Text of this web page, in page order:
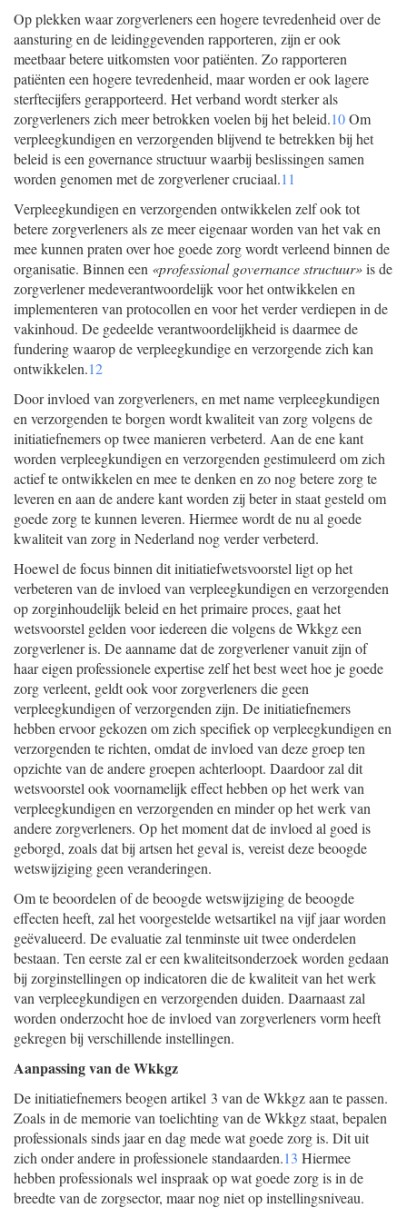
Op plekken waar zorgverleners een hogere tevredenheid over de
aansturing en de leidinggevenden rapporteren, zijn er ook
meetbaar betere uitkomsten voor patiënten. Zo rapporteren
patiënten een hogere tevredenheid, maar worden er ook lagere
sterftecijfers gerapporteerd. Het verband wordt sterker als
zorgverleners zich meer betrokken voelen bij het beleid.10Om
verpleegkundigen en verzorgenden blijvend te betrekken bij het
beleid is een governance structuur waarbij beslissingen samen
worden genomen met de zorgverlener cruciaal.11
Verpleegkundigen en verzorgenden ontwikkelen zelf ook tot
betere zorgverleners als ze meer eigenaar worden van het vak en
mee kunnen praten over hoe goede zorg wordt verleend binnen de
organisatie. Binnen een «professional governance structuur»is de
zorgverlener medeverantwoordelijk voor het ontwikkelen en
implementeren van protocollen en voor het verder verdiepen in de
vakinhoud. De gedeelde verantwoordelijkheid is daarmee de
fundering waarop de verpleegkundige en verzorgende zich kan
ontwikkelen.12
Door invloed van zorgverleners, en met name verpleegkundigen
en verzorgenden te borgen wordt kwaliteit van zorg volgens de
initiatiefnemers op twee manieren verbeterd. Aan de ene kant
worden verpleegkundigen en verzorgenden gestimuleerd om zich
actief te ontwikkelen en mee te denken en zo nog betere zorg te
leveren en aan de andere kant worden zij beter in staat gesteld om
goede zorg te kunnen leveren. Hiermee wordt de nu al goede
kwaliteit van zorg in Nederland nog verder verbeterd.
Hoewel de focus binnen dit initiatiefwetsvoorstel ligt op het
verbeteren van de invloed van verpleegkundigen en verzorgenden
op zorginhoudelijk beleid en het primaire proces, gaat het
wetsvoorstel gelden voor iedereen die volgens de Wkkgz een
zorgverlener is. De aanname dat de zorgverlener vanuit zijn of
haar eigen professionele expertise zelf het best weet hoe je goede
zorg verleent, geldt ook voor zorgverleners die geen
verpleegkundigen of verzorgenden zijn. De initiatiefnemers
hebben ervoor gekozen om zich specifiek op verpleegkundigen en
verzorgenden te richten, omdat de invloed van deze groep ten
opzichte van de andere groepen achterloopt. Daardoor zal dit
wetsvoorstel ook voornamelijk effect hebben op het werk van
verpleegkundigen en verzorgenden en minder op het werk van
andere zorgverleners. Op het moment dat de invloed al goed is
geborgd, zoals dat bij artsen het geval is, vereist deze beoogde
wetswijziging geen veranderingen.
Om te beoordelen of de beoogde wetswijziging de beoogde
effecten heeft, zal het voorgestelde wetsartikel na vijf jaar worden
geëvalueerd. De evaluatie zal tenminste uit twee onderdelen
bestaan. Ten eerste zal er een kwaliteitsonderzoek worden gedaan
bij zorginstellingen op indicatoren die de kwaliteit van het werk
van verpleegkundigen en verzorgenden duiden. Daarnaast zal
worden onderzocht hoe de invloed van zorgverleners vorm heeft
gekregen bij verschillende instellingen.
Aanpassing van de Wkkgz
De initiatiefnemers beogen artikel 3 van de Wkkgz aan te passen.
Zoals in de memorie van toelichting van de Wkkgz staat, bepalen
professionals sinds jaar en dag mede wat goede zorg is. Dit uit
zich onder andere in professionele standaarden.13 Hiermee
hebben professionals wel inspraak op wat goede zorg is in de
breedte van de zorgsector, maar nog niet op instellingsniveau.